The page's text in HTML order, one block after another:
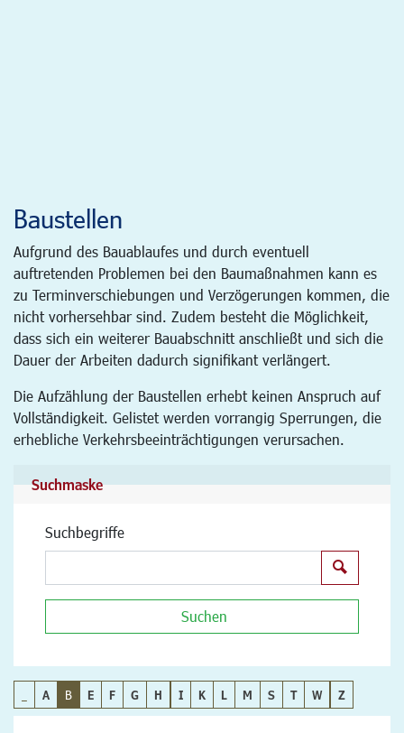
Baustellen
Aufgrund des Bauablaufes und durch eventuell
auftretenden Problemen bei den Baumaßnahmen kann es
zu Terminverschiebungen und Verzögerungen kommen, die
nicht vorhersehbar sind. Zudem besteht die Möglichkeit,
dass sich ein weiterer Bauabschnitt anschließt und sich die
Dauer der Arbeiten dadurch signifikant verlängert.
Die Aufzählung der Baustellen erhebt keinen Anspruch auf
Vollständigkeit. Gelistet werden vorrangig Sperrungen, die
erhebliche Verkehrsbeeinträchtigungen verursachen.
Suchmaske
Suchbegriffe
Suchen
A B E F G H I K L M S T W Z